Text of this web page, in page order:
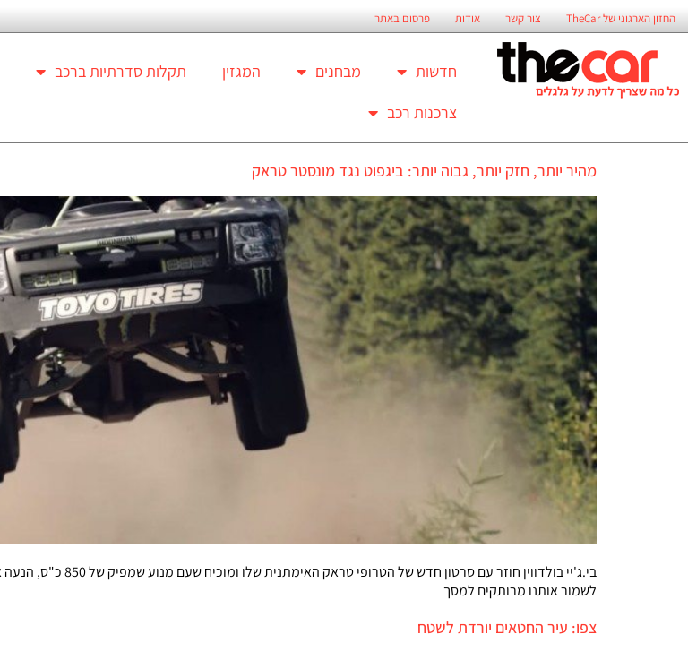
החזון הארגוני של TheCar צור קשר אודות פרסום באתר
חדשות מבחנים המגזין תקלות סדרתיות ברכב
צרכנות רכב
מהיר יותר, חזק יותר, גבוה יותר: ביגפוט נגד מונסטר טראק
לשמור אותנו מרותקים למסך
צפו: עיר החטאים יורדת לשטח